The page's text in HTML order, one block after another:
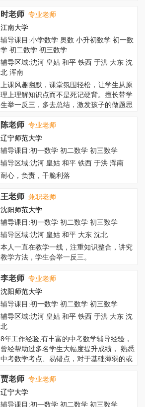
时老师 专业老师
江南大学
辅导课目:小学数学 奥数 小升初数学 初一数
学 初二数学 初三数学
辅导区域:沈河 皇姑 和平 铁西 于洪 大东 沈
北 浑南
上课风趣幽默，课堂氛围轻松，让学生从原
理上理解知识点而不是死记硬背。擅长带学
生举一反三，多去总结，激发孩子的做题思
陈老师 专业老师
辽宁师范大学
辅导课目:初一数学 初二数学 初三数学
辅导区域:沈河 皇姑 和平 铁西 于洪 浑南
耐心，负责，干脆利落
王老师 兼职老师
沈阳师范大学
辅导课目:初一数学 初二数学 初三数学
辅导区域:沈河 皇姑 和平 大东 沈北
本人一直在教学一线，注重知识整合，讲究
教学方法，学生会举一反三。
李老师 专业老师
沈阳师范大学
辅导课目:初一数学 初二数学 初三数学
辅导区域:沈河 皇姑 和平 铁西 于洪 大东 沈
北
8年工作经验,有丰富的中考数学辅导经验，
曾经帮助过多名学生大幅度提升成绩， 熟悉
中考数学考点、易错点，对于基础薄弱的或
贾老师 专业老师
辽宁大学
辅导课目:初一数学 初二数学 初三数学